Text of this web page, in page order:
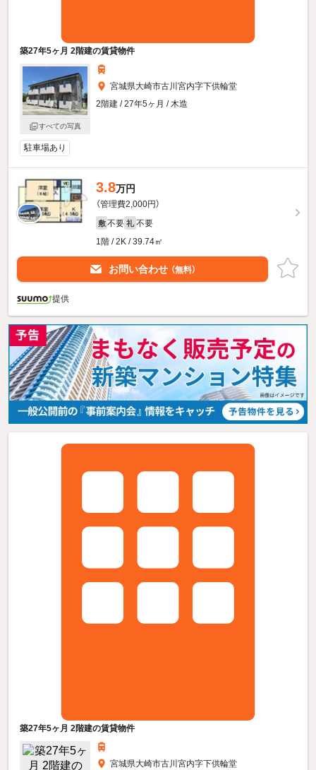
築27年5ヶ月 2階建の賃貸物件
すべての写真
宮城県大崎市古川宮内字下供輪堂
2階建 / 27年5ヶ月 / 木造
駐車場あり
3.8万円
（管理費2,000円）
敷 不要 礼 不要
1階 / 2K / 39.74㎡
お問い合わせ （無料）
提供
築27年5ヶ月 2階建の賃貸物件
宮城県大崎市古川宮内字下供輪堂